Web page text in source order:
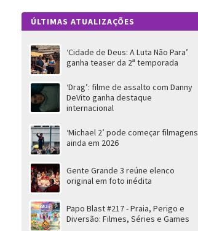
ÚLTIMAS ATUALIZAÇÕES
‘Cidade de Deus: A Luta Não Para’
ganha teaser da 2ª temporada
‘Drag’: filme de assalto com Danny
DeVito ganha destaque
internacional
‘Michael 2’ pode começar filmagens
ainda em 2026
Gente Grande 3 reúne elenco
original em foto inédita
Papo Blast #217 - Praia, Perigo e
Diversão: Filmes, Séries e Games